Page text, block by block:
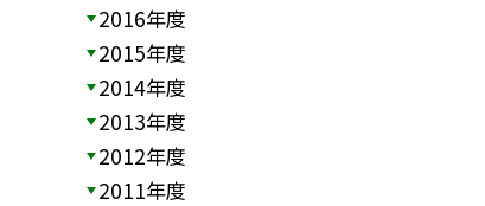
2016年度
2015年度
2014年度
2013年度
2012年度
2011年度